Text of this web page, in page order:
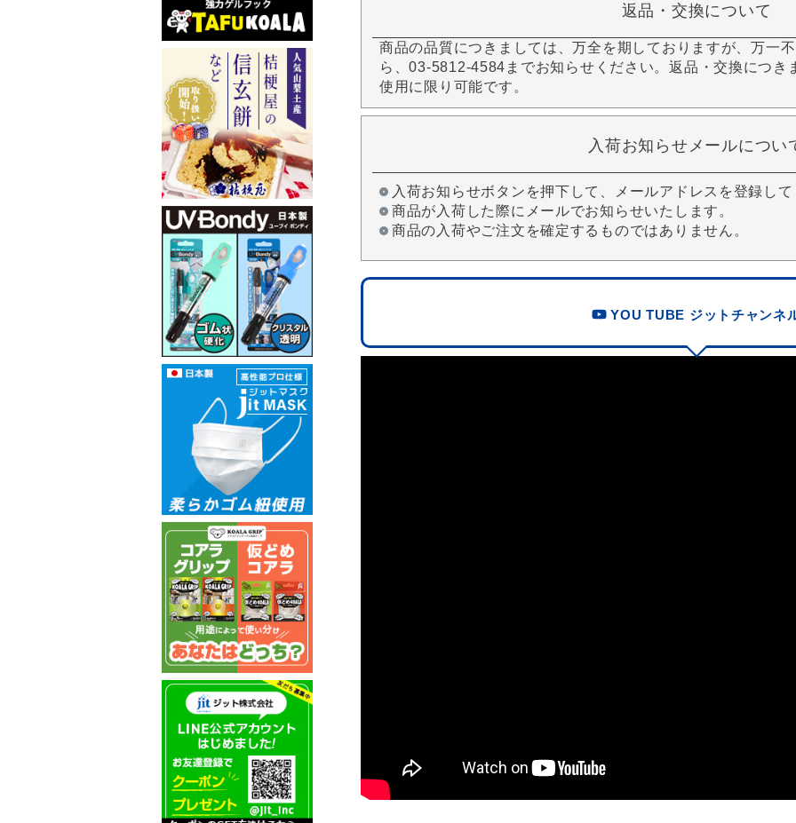
返品・交換について
商品の品質につきましては、万全を期しておりますが、万一
ら、03-5812-4584までお知らせください。返品・交換につき
使用に限り可能です。
入荷お知らせメールについ
入荷お知らせボタンを押下して、メールアドレスを登録して
商品が入荷した際にメールでお知らせいたします。
商品の入荷やご注文を確定するものではありません。
YOU TUBE ジットチャンネ